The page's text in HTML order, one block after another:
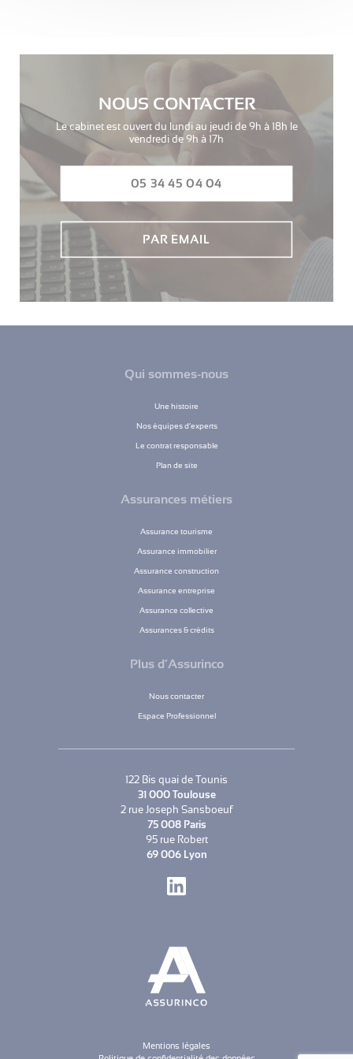
NOUS CONTACTER
Le cabinet est ouvert du lundi au jeudi de 9h à 18h le
vendredi de 9h à 17h
05 34 45 04 04
PAR EMAIL
Qui sommes-nous
Une histoire
Nos équipes d’experts
Le contrat responsable
Plan de site
Assurances métiers
Assurance tourisme
Assurance immobilier
Assurance construction
Assurance entreprise
Assurance collective
Assurances & crédits
Plus d’Assurinco
Nous contacter
Espace Professionnel
122 Bis quai de Tounis
31 000 Toulouse
2 rue Joseph Sansboeuf
75 008 Paris
95 rue Robert
69 006 Lyon
LinkedIn
Mentions légales